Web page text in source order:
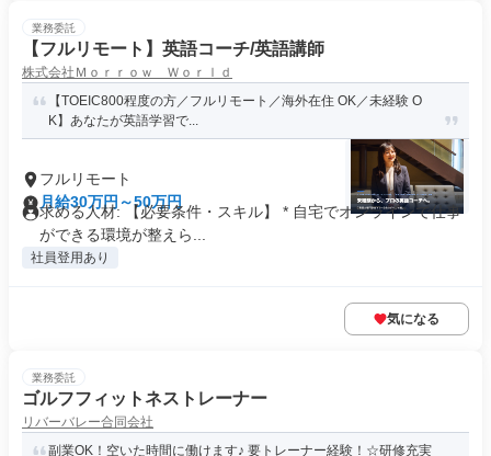
業務委託
【フルリモート】英語コーチ/英語講師
株式会社Ｍｏｒｒｏｗ Ｗｏｒｌｄ
【TOEIC800程度の方／フルリモート／海外在住 OK／未経験 O
K】あなたが英語学習で...
フルリモート
月給30万円～50万円
求める人材: 【必要条件・スキル】 * 自宅でオンラインで仕事
ができる環境が整えら...
社員登用あり
気になる
業務委託
ゴルフフィットネストレーナー
リバーバレー合同会社
副業OK！空いた時間に働けます♪ 要トレーナー経験！☆研修充実